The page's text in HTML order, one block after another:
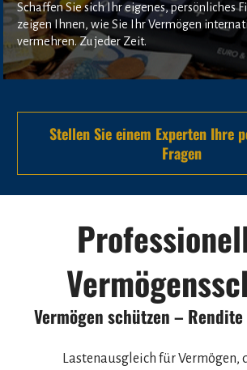
Schaffen Sie sich Ihr eigenes, persönliches
zeigen Ihnen, wie Sie Ihr Vermögen
vermehren. Zu jeder Zeit.
Stellen Sie einem Experten Ihre
Fragen
Vermögen schützen –
Lastenausgleich für Vermögen,